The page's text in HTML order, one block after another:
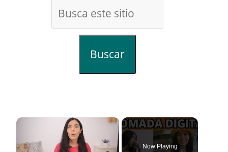
Buscar
×
Now Playing